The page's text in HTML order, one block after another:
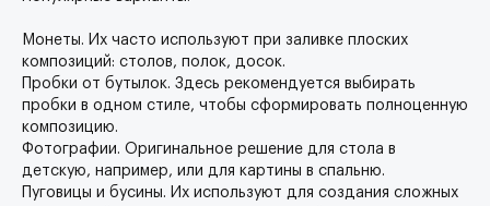
Монеты. Их часто используют при заливке плоских
композиций: столов, полок, досок.
Пробки от бутылок. Здесь рекомендуется выбирать
пробки в одном стиле, чтобы сформировать полноценную
композицию.
Фотографии. Оригинальное решение для стола в
детскую, например, или для картины в спальню.
Пуговицы и бусины. Их используют для создания сложных